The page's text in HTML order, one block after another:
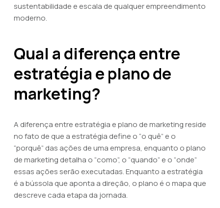
sustentabilidade e escala de qualquer empreendimento
moderno.
Qual a diferença entre
estratégia e plano de
marketing?
A diferença entre estratégia e plano de marketing reside
no fato de que a estratégia define o “o quê” e o
“porquê” das ações de uma empresa, enquanto o plano
de marketing detalha o “como”, o “quando” e o “onde”
essas ações serão executadas. Enquanto a estratégia
é a bússola que aponta a direção, o plano é o mapa que
descreve cada etapa da jornada.